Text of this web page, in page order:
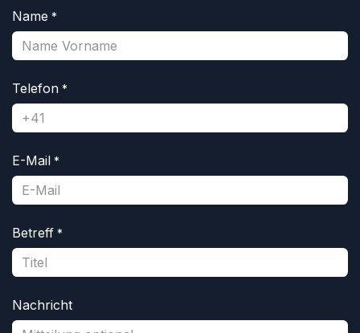
Name *
Telefon *
E-Mail *
Betreff *
Nachricht